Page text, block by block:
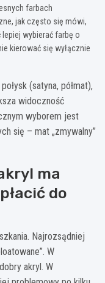
farbach
jak często się mówi,
wybierać farbę o
kierować się wyłącznie
(satyna, półmat),
widoczność
wyborem jest
się – mat „zmywalny”
ma
do
Najrozsądniej
W
akryl. W